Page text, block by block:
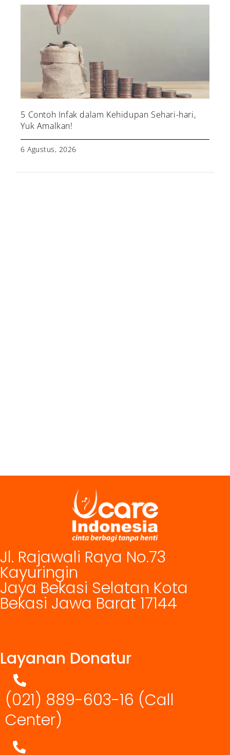
5 Contoh Infak dalam Kehidupan Sehari-hari,
Yuk Amalkan!
6 Agustus, 2026
Jl. Rajawali Raya No.73
Kayuringin
Jaya Bekasi Selatan Kota
Bekasi Jawa Barat 17144
Layanan Donatur
(021) 889-603-16 (Call
Center)